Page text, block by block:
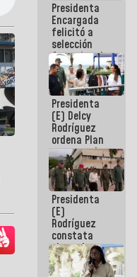
Presidenta
Encargada
felicitó a
selección
femenina de
baloncesto
por su
clasificación
a la
AmeriCup
2027
Presidenta
(E) Delcy
Rodríguez
ordena Plan
maestro de
desarrollo
logístico y
turístico
para La
Guaira
Presidenta
(E)
Rodríguez
constata
obras de
rehabilitación
de Escuela